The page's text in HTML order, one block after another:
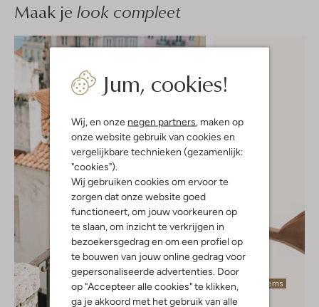
Jum, cookies!
Wij, en onze negen partners , maken op
onze website gebruik van cookies en
vergelijkbare technieken (gezamenlijk:
"cookies").
Wij gebruiken cookies om ervoor te
zorgen dat onze website goed
functioneert, om jouw voorkeuren op
te slaan, om inzicht te verkrijgen in
bezoekersgedrag en om een profiel op
te bouwen van jouw online gedrag voor
gepersonaliseerde advertenties. Door
op "Accepteer alle cookies" te klikken,
ga je akkoord met het gebruik van alle
Maak je look compleet
Laatste items
-20%